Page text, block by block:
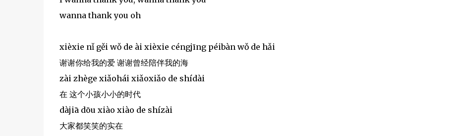
wanna thank you oh
xièxie nǐ gěi wǒ de ài xièxie céngjīng péibàn wǒ de hǎi
谢谢你给我的爱 谢谢曾经陪伴我的海
zài zhège xiǎohái xiǎoxiǎo de shídài
在 这个小孩小小的时代
dàjiā dōu xiào xiào de shízài
大家都笑笑的实在